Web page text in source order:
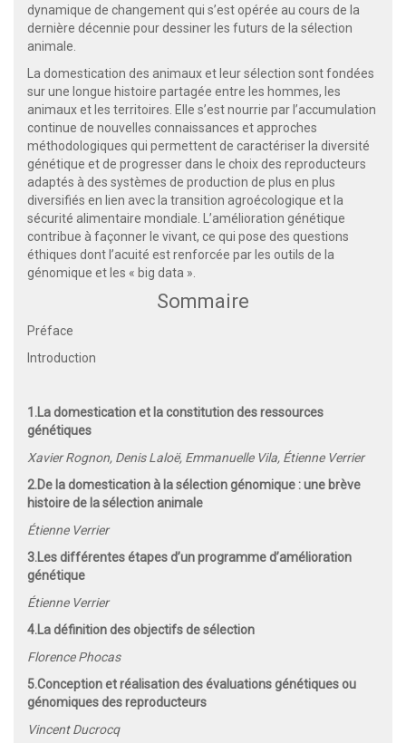
dynamique de changement qui s’est opérée au cours de la
dernière décennie pour dessiner les futurs de la sélection
animale.
La domestication des animaux et leur sélection sont fondées
sur une longue histoire partagée entre les hommes, les
animaux et les territoires. Elle s’est nourrie par l’accumulation
continue de nouvelles connaissances et approches
méthodologiques qui permettent de caractériser la diversité
génétique et de progresser dans le choix des reproducteurs
adaptés à des systèmes de production de plus en plus
diversifiés en lien avec la transition agroécologique et la
sécurité alimentaire mondiale. L’amélioration génétique
contribue à façonner le vivant, ce qui pose des questions
éthiques dont l’acuité est renforcée par les outils de la
génomique et les « big data ».
Sommaire
Préface
Introduction
1.La domestication et la constitution des ressources
génétiques
Xavier Rognon, Denis Laloë, Emmanuelle Vila, Étienne Verrier
2.De la domestication à la sélection génomique : une brève
histoire de la sélection animale
Étienne Verrier
3.Les différentes étapes d’un programme d’amélioration
génétique
Étienne Verrier
4.La définition des objectifs de sélection
Florence Phocas
5.Conception et réalisation des évaluations génétiques ou
génomiques des reproducteurs
Vincent Ducrocq